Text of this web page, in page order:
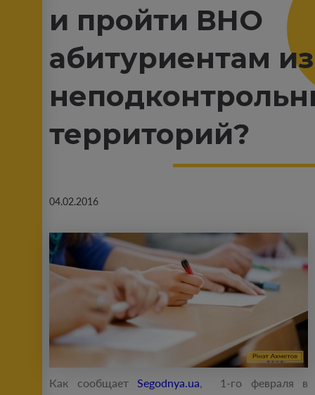
и пройти ВНО
абитуриентам из
территорий?
04.02.2016
Как сообщает Segodnya.ua, 1-го февраля в